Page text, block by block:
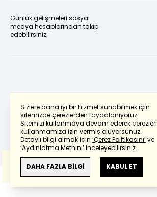
Sizlere daha iyi bir hizmet sunabilmek için
sitemizde çerezlerden faydalanıyoruz.
Sitemizi kullanmaya devam ederek çerezleri
kullanmamıza izin vermiş oluyorsunuz.
Detaylı bilgi almak için ‘Çerez Politikasını’ve
‘Aydınlatma Metnini’inceleyebilirsiniz.
DAHA FAZLA BİLGİ KABUL ET
Günlük gelişmeleri sosyal
medya hesaplarından takip
edebilirsiniz.
Powered by Translate
Bu çevirideGoogle Transletekullanılmıştır.
Anlam ve çeviri hatalarından
haberturk.com
sorumlu değildir.